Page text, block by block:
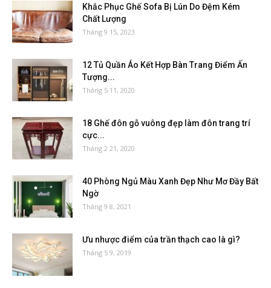
Khắc Phục Ghế Sofa Bị Lún Do Đệm Kém
Chất Lượng
Tháng 9 15, 2023
12 Tủ Quần Áo Kết Hợp Bàn Trang Điểm Ấn
Tượng...
Tháng 5 11, 2020
18 Ghế đôn gỗ vuông đẹp làm đôn trang trí
cực...
Tháng 2 21, 2020
40 Phòng Ngủ Màu Xanh Đẹp Như Mơ Đầy Bất
Ngờ
Tháng 9 8, 2021
Ưu nhược điểm của trần thạch cao là gì?
Tháng 5 9, 2019